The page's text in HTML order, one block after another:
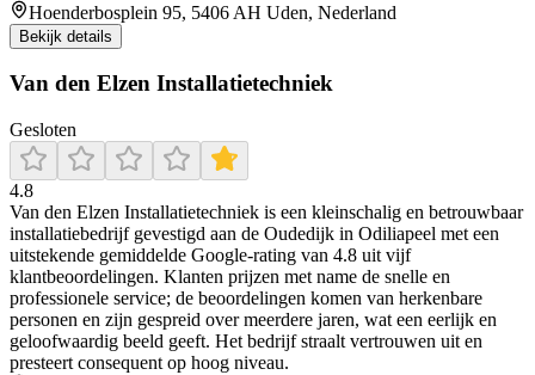
Hoenderbosplein 95, 5406 AH Uden, Nederland
Bekijk details
Van den Elzen Installatietechniek
Gesloten
4.8
Van den Elzen Installatietechniek is een kleinschalig en betrouwbaar
installatiebedrijf gevestigd aan de Oudedijk in Odiliapeel met een
uitstekende gemiddelde Google-rating van 4.8 uit vijf
klantbeoordelingen. Klanten prijzen met name de snelle en
professionele service; de beoordelingen komen van herkenbare
personen en zijn gespreid over meerdere jaren, wat een eerlijk en
geloofwaardig beeld geeft. Het bedrijf straalt vertrouwen uit en
presteert consequent op hoog niveau.